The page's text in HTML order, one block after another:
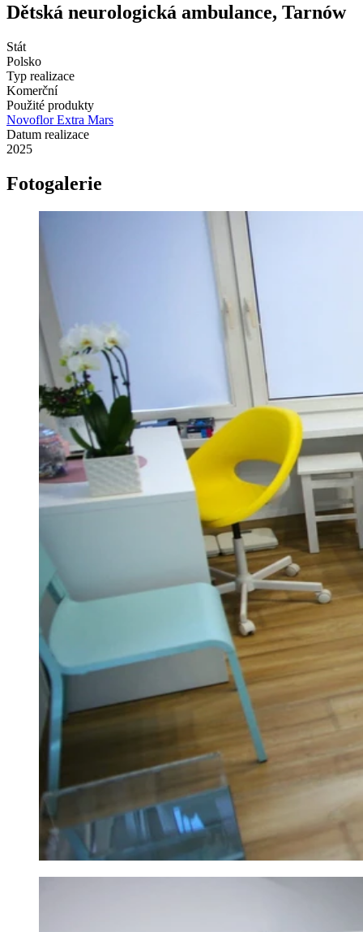
Dětská neurologická ambulance, Tarnów
Stát
Polsko
Typ realizace
Komerční
Použité produkty
Novoflor Extra Mars
Datum realizace
2025
Fotogalerie